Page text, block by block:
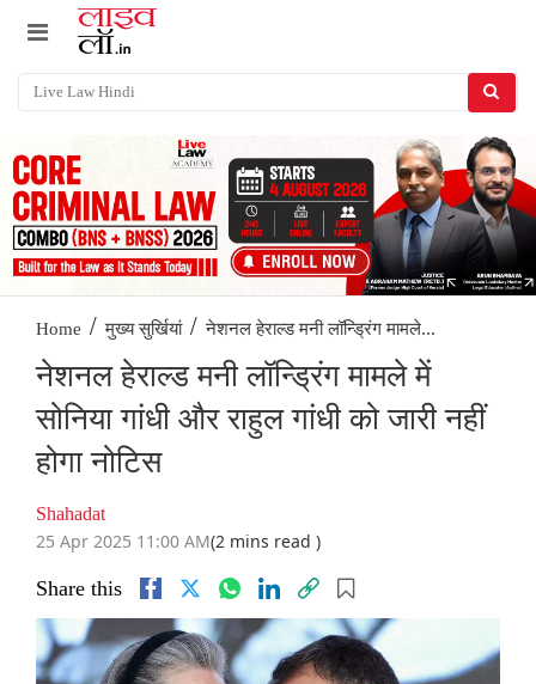
Home / मुख्य सुर्खियां / नेशनल हेराल्ड मनी लॉन्ड्रिंग मामले...
नेशनल हेराल्ड मनी लॉन्ड्रिंग मामले में
सोनिया गांधी और राहुल गांधी को जारी नहीं
होगा नोटिस
Shahadat
25 Apr 2025 11:00 AM(2 mins read )
Share this